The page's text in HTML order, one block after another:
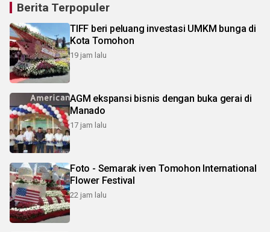
Berita Terpopuler
TIFF beri peluang investasi UMKM bunga di
Kota Tomohon
19 jam lalu
AGM ekspansi bisnis dengan buka gerai di
Manado
17 jam lalu
Foto - Semarak iven Tomohon International
Flower Festival
22 jam lalu